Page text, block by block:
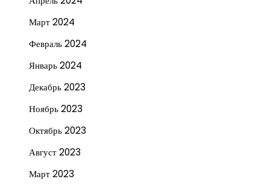
Март 2024
Февраль 2024
Январь 2024
Декабрь 2023
Ноябрь 2023
Октябрь 2023
Август 2023
Март 2023